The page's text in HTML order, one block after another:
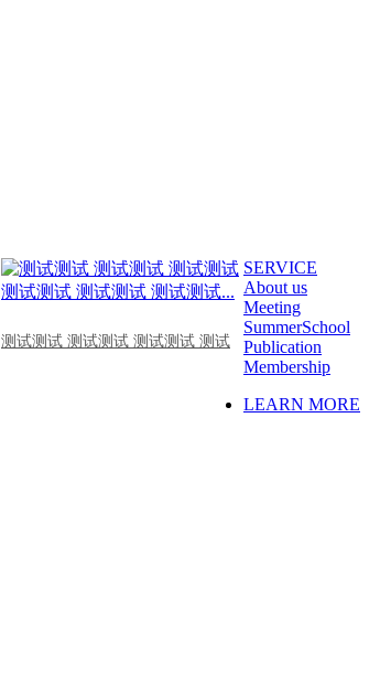
测试测试 测试测试 测试测试 测试
SERVICE
About us
Meeting
SummerSchool
Publication
Membership
LEARN MORE